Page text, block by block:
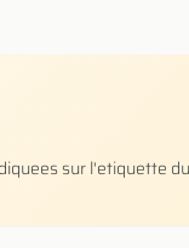
sur l'etiquette